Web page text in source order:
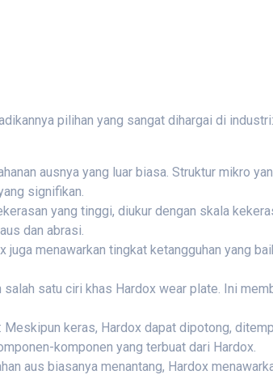
pilihan yang sangat dihargai di industri:
ausnya yang luar biasa. Struktur mikro
signifikan.
yang tinggi, diukur dengan skala
dan abrasi.
juga menawarkan tingkat ketangguhan yang
satu ciri khas Hardox wear plate. Ini
: Meskipun keras, Hardox dapat dipotong,
komponen yang terbuat dari Hardox.
aus biasanya menantang, Hardox